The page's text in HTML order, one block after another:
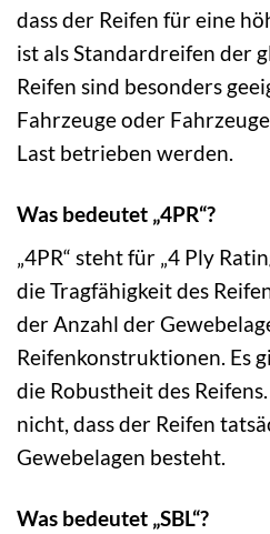
dass der Reifen für eine
ist als Standardreifen der
Reifen sind besonders
Fahrzeuge oder
Last betrieben werden.
Was bedeutet „4PR“?
„4PR“ steht für „4 Ply
die Tragfähigkeit des
der Anzahl der
Reifenkonstruktionen. Es
die Robustheit des
nicht, dass der Reifen
Gewebelagen besteht.
Was bedeutet „SBL“?